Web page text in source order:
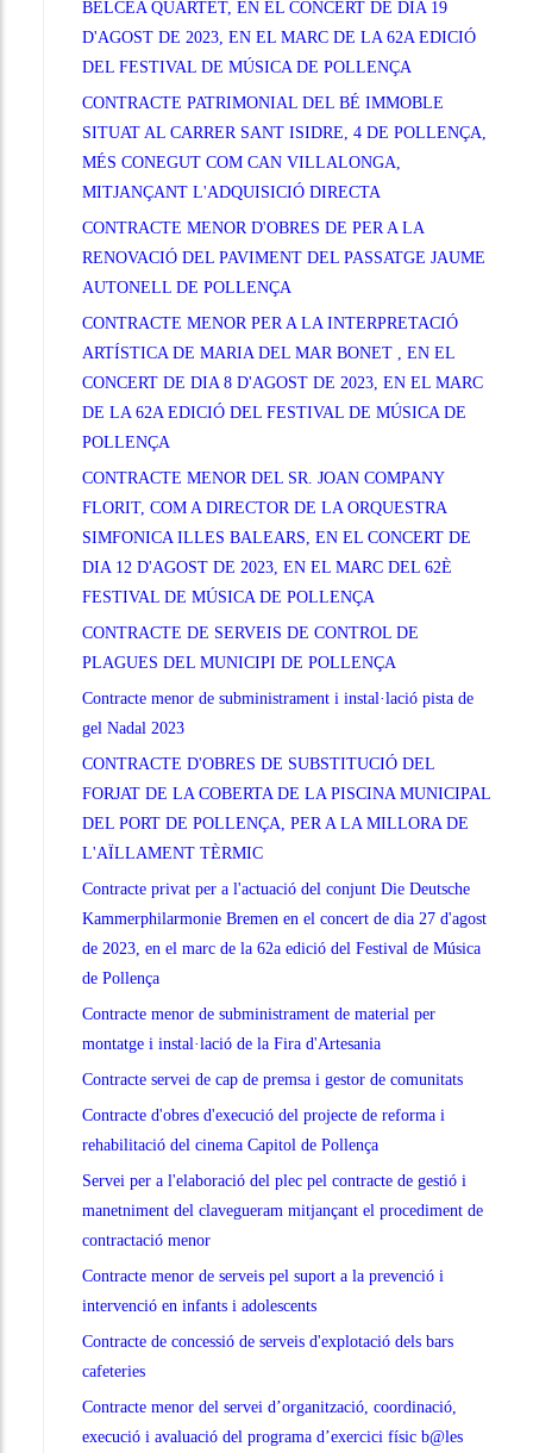
BELCEA QUARTET, EN EL CONCERT DE DIA 19
D'AGOST DE 2023, EN EL MARC DE LA 62A EDICIÓ
DEL FESTIVAL DE MÚSICA DE POLLENÇA
CONTRACTE PATRIMONIAL DEL BÉ IMMOBLE
SITUAT AL CARRER SANT ISIDRE, 4 DE POLLENÇA,
MÉS CONEGUT COM CAN VILLALONGA,
MITJANÇANT L'ADQUISICIÓ DIRECTA
CONTRACTE MENOR D'OBRES DE PER A LA
RENOVACIÓ DEL PAVIMENT DEL PASSATGE JAUME
AUTONELL DE POLLENÇA
CONTRACTE MENOR PER A LA INTERPRETACIÓ
ARTÍSTICA DE MARIA DEL MAR BONET , EN EL
CONCERT DE DIA 8 D'AGOST DE 2023, EN EL MARC
DE LA 62A EDICIÓ DEL FESTIVAL DE MÚSICA DE
POLLENÇA
CONTRACTE MENOR DEL SR. JOAN COMPANY
FLORIT, COM A DIRECTOR DE LA ORQUESTRA
SIMFONICA ILLES BALEARS, EN EL CONCERT DE
DIA 12 D'AGOST DE 2023, EN EL MARC DEL 62È
FESTIVAL DE MÚSICA DE POLLENÇA
CONTRACTE DE SERVEIS DE CONTROL DE
PLAGUES DEL MUNICIPI DE POLLENÇA
Contracte menor de subministrament i instal·lació pista de
gel Nadal 2023
CONTRACTE D'OBRES DE SUBSTITUCIÓ DEL
FORJAT DE LA COBERTA DE LA PISCINA MUNICIPAL
DEL PORT DE POLLENÇA, PER A LA MILLORA DE
L'AÏLLAMENT TÈRMIC
Contracte privat per a l'actuació del conjunt Die Deutsche
Kammerphilarmonie Bremen en el concert de dia 27 d'agost
de 2023, en el marc de la 62a edició del Festival de Música
de Pollença
Contracte menor de subministrament de material per
montatge i instal·lació de la Fira d'Artesania
Contracte servei de cap de premsa i gestor de comunitats
Contracte d'obres d'execució del projecte de reforma i
rehabilitació del cinema Capitol de Pollença
Servei per a l'elaboració del plec pel contracte de gestió i
manetniment del clavegueram mitjançant el procediment de
contractació menor
Contracte menor de serveis pel suport a la prevenció i
intervenció en infants i adolescents
Contracte de concessió de serveis d'explotació dels bars
cafeteries
Contracte menor del servei d’organització, coordinació,
execució i avaluació del programa d’exercici físic b@les